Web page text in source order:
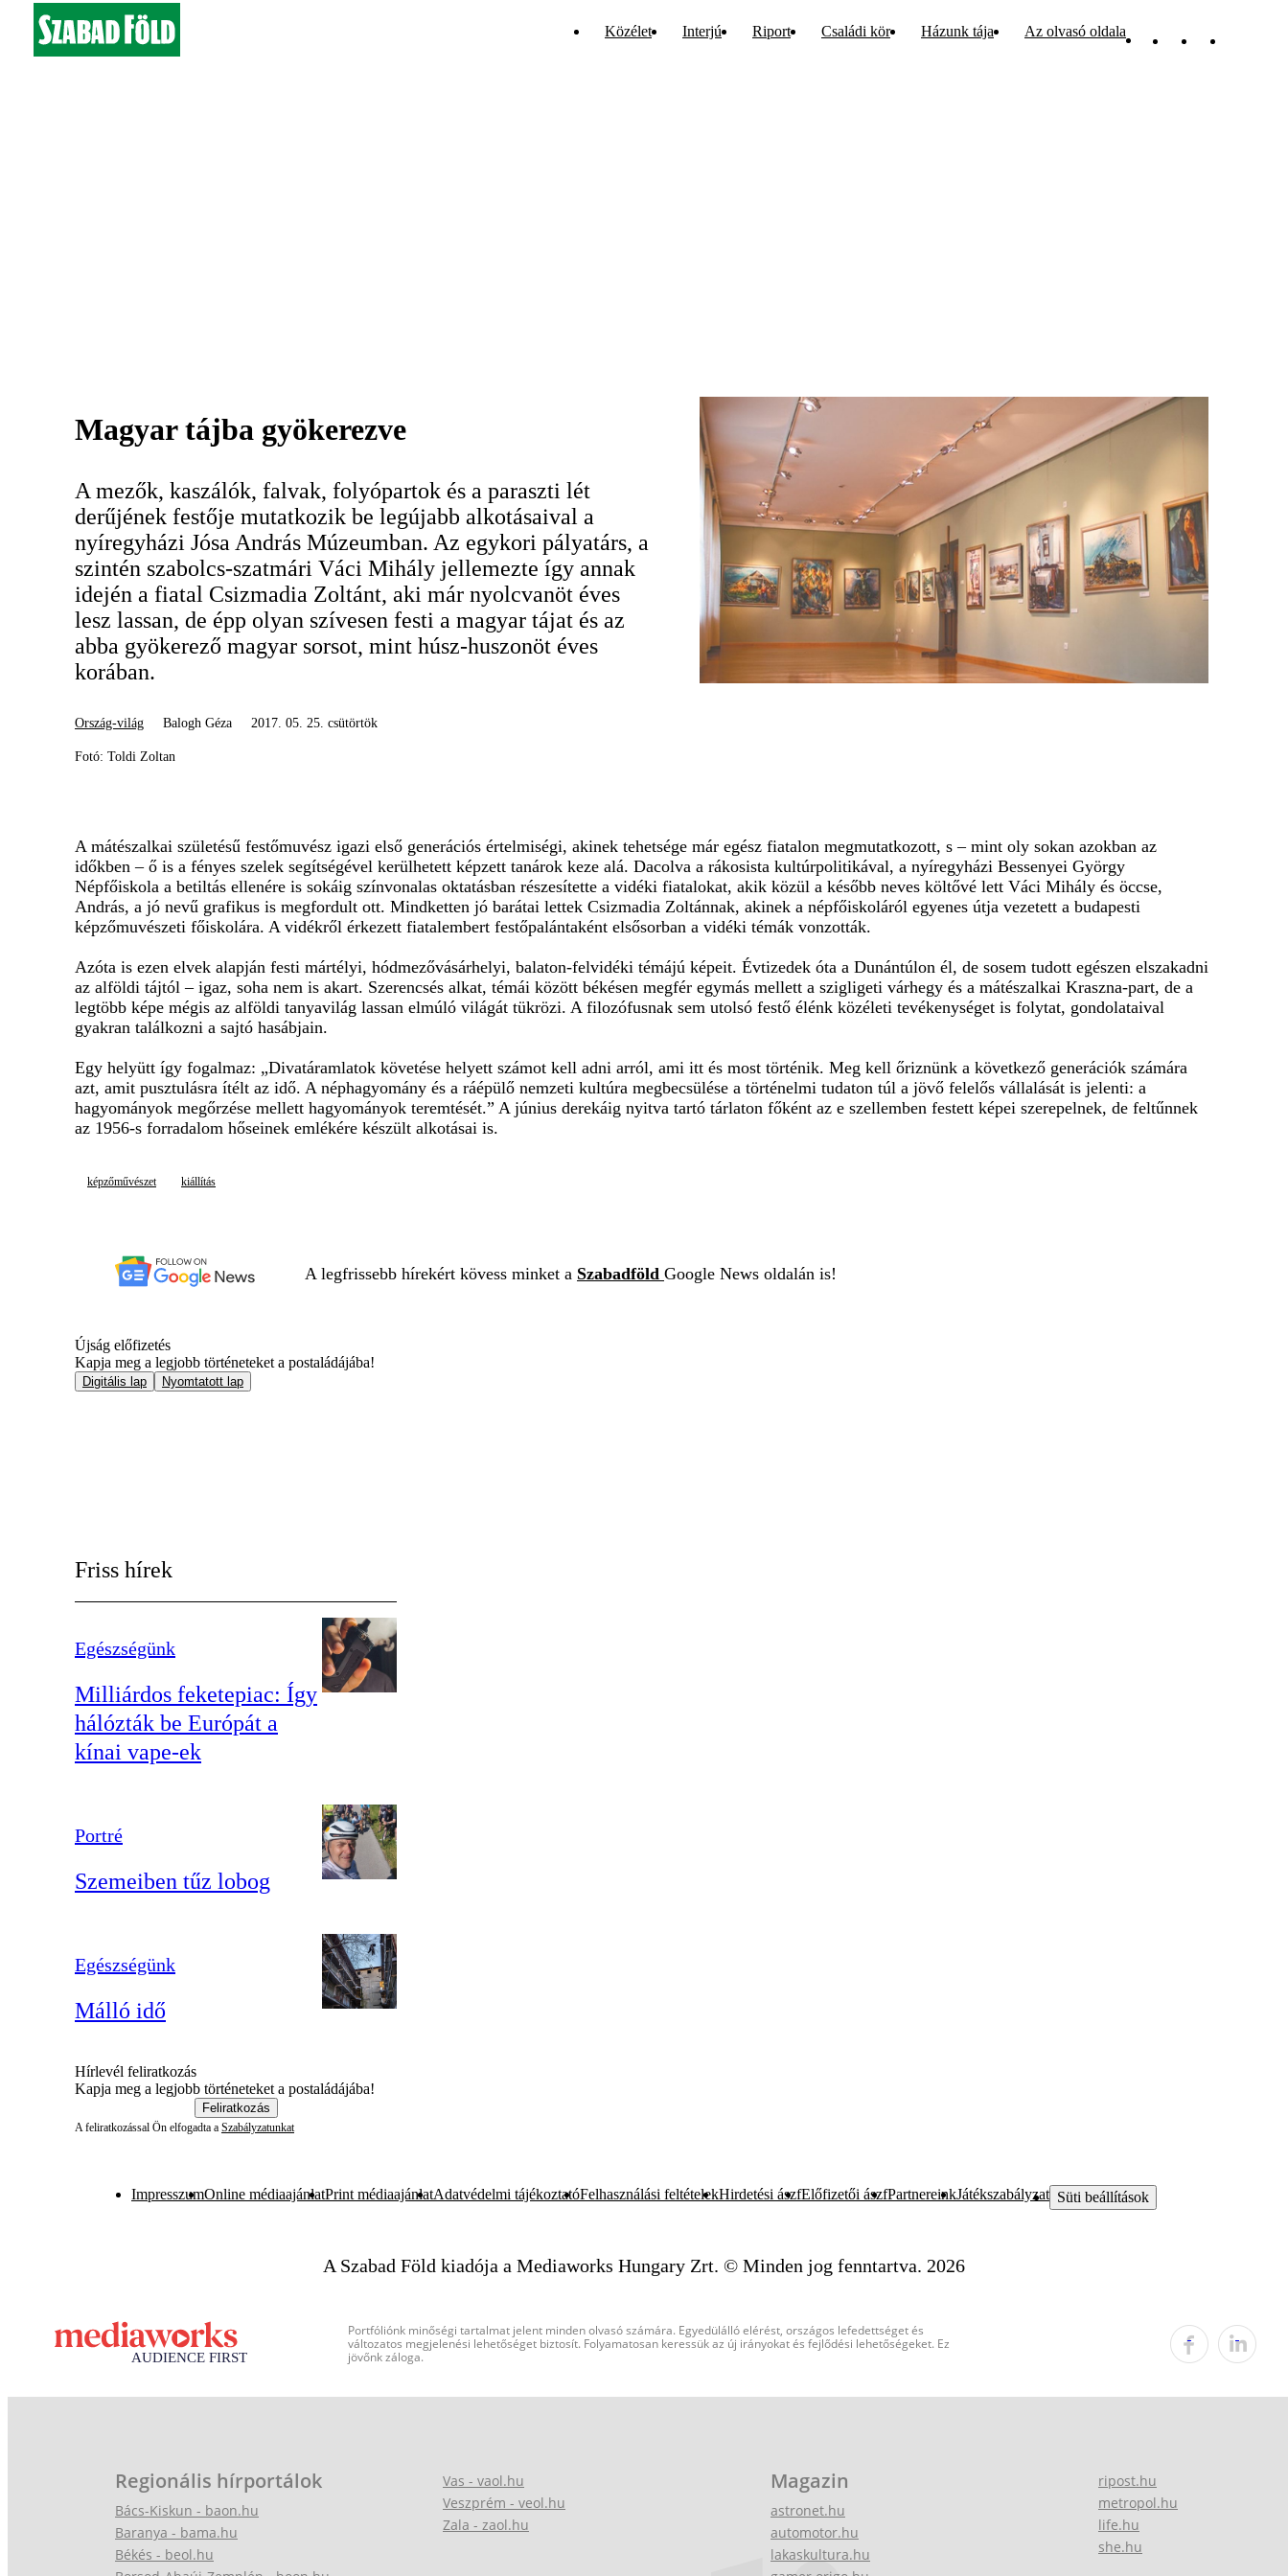
Közélet Interjú Riport Családi kör Házunk tája Az olvasó oldala
Magyar tájba gyökerezve
A mezők, kaszálók, falvak, folyópartok és a paraszti lét
derűjének festője mutatkozik be legújabb alkotásaival a
nyíregyházi Jósa András Múzeumban. Az egykori pályatárs, a
szintén szabolcs-szatmári Váci Mihály jellemezte így annak
idején a fiatal Csizmadia Zoltánt, aki már nyolcvanöt éves
lesz lassan, de épp olyan szívesen festi a magyar tájat és az
abba gyökerező magyar sorsot, mint húsz-huszonöt éves
korában.
Ország-világ Balogh Géza 2017. 05. 25. csütörtök
Fotó: Toldi Zoltan
A mátészalkai születésű festőmuvész igazi első generációs értelmiségi, akinek tehetsége már egész fiatalon megmutatkozott, s – mint oly sokan azokban az
időkben – ő is a fényes szelek segítségével kerülhetett képzett tanárok keze alá. Dacolva a rákosista kultúrpolitikával, a nyíregyházi Bessenyei György
Népfőiskola a betiltás ellenére is sokáig színvonalas oktatásban részesítette a vidéki fiatalokat, akik közül a később neves költővé lett Váci Mihály és öccse,
András, a jó nevű grafikus is megfordult ott. Mindketten jó barátai lettek Csizmadia Zoltánnak, akinek a népfőiskoláról egyenes útja vezetett a budapesti
képzőmuvészeti főiskolára. A vidékről érkezett fiatalembert festőpalántaként elsősorban a vidéki témák vonzották.
Azóta is ezen elvek alapján festi mártélyi, hódmezővásárhelyi, balaton-felvidéki témájú képeit. Évtizedek óta a Dunántúlon él, de sosem tudott egészen elszakadni
az alföldi tájtól – igaz, soha nem is akart. Szerencsés alkat, témái között békésen megfér egymás mellett a szigligeti várhegy és a mátészalkai Kraszna-part, de a
legtöbb képe mégis az alföldi tanyavilág lassan elmúló világát tükrözi. A filozófusnak sem utolsó festő élénk közéleti tevékenységet is folytat, gondolataival
gyakran találkozni a sajtó hasábjain.
Egy helyütt így fogalmaz: „Divatáramlatok követése helyett számot kell adni arról, ami itt és most történik. Meg kell őriznünk a következő generációk számára
azt, amit pusztulásra ítélt az idő. A néphagyomány és a ráépülő nemzeti kultúra megbecsülése a történelmi tudaton túl a jövő felelős vállalását is jelenti: a
hagyományok megőrzése mellett hagyományok teremtését.” A június derekáig nyitva tartó tárlaton főként az e szellemben festett képei szerepelnek, de feltűnnek
az 1956-s forradalom hőseinek emlékére készült alkotásai is.
képzőművészet kiállítás
A legfrissebb hírekért kövess minket a Szabadföld Google News oldalán is!
Újság előfizetés
Kapja meg a legjobb történeteket a postaládájába!
Digitális lap Nyomtatott lap
Friss hírek
Egészségünk
Milliárdos feketepiac: Így
hálózták be Európát a
kínai vape-ek
Portré
Szemeiben tűz lobog
Egészségünk
Málló idő
Hírlevél feliratkozás
Kapja meg a legjobb történeteket a postaládájába!
Feliratkozás
A feliratkozással Ön elfogadta a Szabályzatunkat
ImpresszumOnline médiaajánlatPrint médiaajánlatAdatvédelmi tájékoztatóFelhasználási feltételekHirdetési ászfElőfizetői ászfPartnereinkJátékszabályzat Süti beállítások
A Szabad Föld kiadója a Mediaworks Hungary Zrt. © Minden jog fenntartva. 2026
Portfóliónk minőségi tartalmat jelent minden olvasó számára. Egyedülálló elérést, országos lefedettséget és
változatos megjelenési lehetőséget biztosít. Folyamatosan keressük az új irányokat és fejlődési lehetőségeket. Ez
jövőnk záloga.
Regionális hírportálok
Bács-Kiskun - baon.hu
Baranya - bama.hu
Békés - beol.hu
Vas - vaol.hu
Veszprém - veol.hu
Zala - zaol.hu
Magazin
astronet.hu
automotor.hu
lakaskultura.hu
ripost.hu
metropol.hu
life.hu
she.hu